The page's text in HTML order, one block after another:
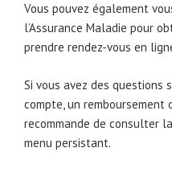
Vous pouvez également
l’Assurance Maladie pour
prendre rendez-vous en
Si vous avez des questions
compte, un remboursement
recommande de consulter
menu persistant.